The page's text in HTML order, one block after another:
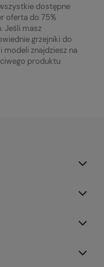
dostępne
oferta do 75%
Jeśli masz
grzejniki do
znajdziesz na
produktu